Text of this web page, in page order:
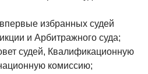
избранных судей
и Арбитражного суда;
судей, Квалификационную
комиссию;